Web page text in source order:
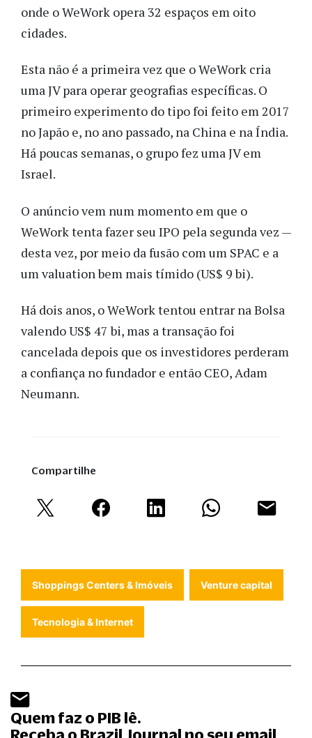
onde o WeWork opera 32 espaços em oito
cidades.
Esta não é a primeira vez que o WeWork cria
uma JV para operar geografias específicas. O
primeiro experimento do tipo foi feito em 2017
no Japão e, no ano passado, na China e na Índia.
Há poucas semanas, o grupo fez uma JV em
Israel.
O anúncio vem num momento em que o
WeWork tenta fazer seu IPO pela segunda vez —
desta vez, por meio da fusão com um SPAC e a
um valuation bem mais tímido (US$ 9 bi).
Há dois anos, o WeWork tentou entrar na Bolsa
valendo US$ 47 bi, mas a transação foi
cancelada depois que os investidores perderam
a confiança no fundador e então CEO, Adam
Neumann.
Compartilhe
Shoppings Centers & Imóveis Venture capital
Tecnologia & Internet
Quem faz o PIB lê.
Receba o Brazil Journal no seu email